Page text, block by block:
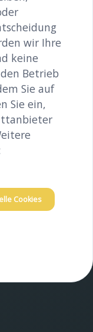
3.1 MB
wir Ihre
keine
Betrieb
Sie auf
Sie ein,
Cookies